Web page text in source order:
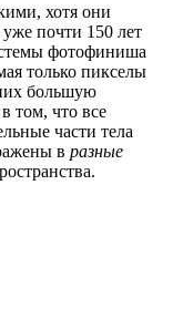
хотя они
почти 150 лет
фотофиниша
только пикселы
большую
том, что все
части тела
в разные